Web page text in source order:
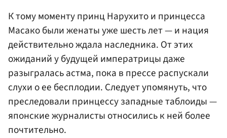
К тому моменту принц Нарухито и принцесса
Масако были женаты уже шесть лет — и нация
действительно ждала наследника. От этих
ожиданий у будущей императрицы даже
разыгралась астма, пока в прессе распускали
слухи о ее бесплодии. Следует упомянуть, что
преследовали принцессу западные таблоиды —
японские журналисты относились к ней более
почтительно.